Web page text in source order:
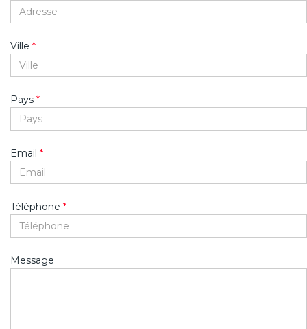
Ville *
Pays *
Email *
Téléphone *
Message